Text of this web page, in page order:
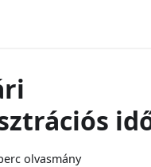
olvasmány